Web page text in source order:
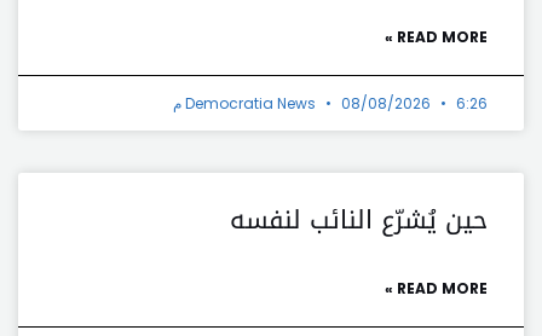
READ MORE »
Democratia News 08/08/2026 6:26 م
حين يُشرّع النائب لنفسه
READ MORE »